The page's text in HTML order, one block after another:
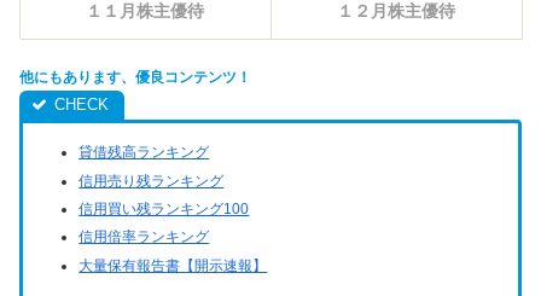
１１月株主優待 １２月株主優待
他にもあります、優良コンテンツ！
貸借残高ランキング
信用売り残ランキング
信用買い残ランキング100
信用倍率ランキング
大量保有報告書【開示速報】